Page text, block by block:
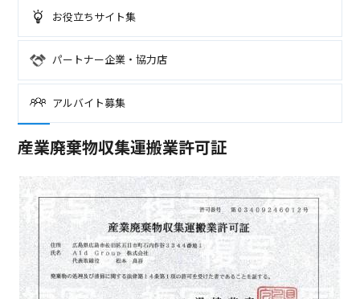
お役立ちサイト集
パートナー企業・協力店
アルバイト募集
産業廃棄物収集運搬業許可証